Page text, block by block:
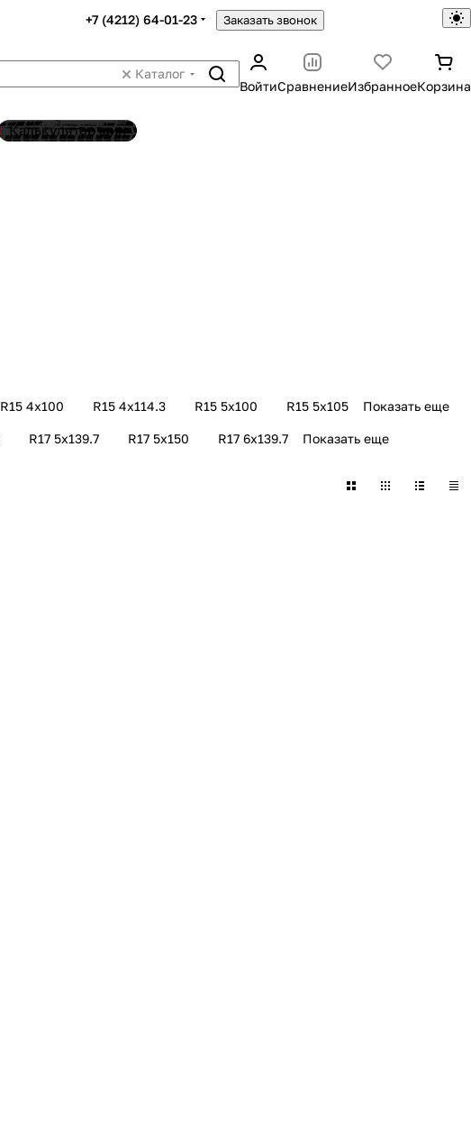
+7 (4212) 64-01-23 Заказать звонок
Каталог
ВойтиСравнениеИзбранноеКорзина
Калькулятор шин
R15 4х100 R15 4х114.3 R15 5х100 R15 5x105 Показать еще
R17 5х139.7 R17 5х150 R17 6х139.7 Показать еще